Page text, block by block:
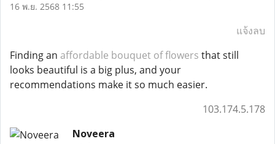
16 พ.ย. 2568 11:55
แจ้งลบ
Finding an affordable bouquet of flowers that still
looks beautiful is a big plus, and your
recommendations make it so much easier.
103.174.5.178
Noveera